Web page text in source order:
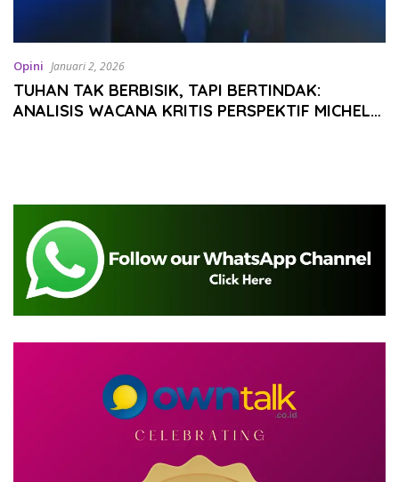
Opini Januari 2, 2026
TUHAN TAK BERBISIK, TAPI BERTINDAK:
ANALISIS WACANA KRITIS PERSPEKTIF MICHEL